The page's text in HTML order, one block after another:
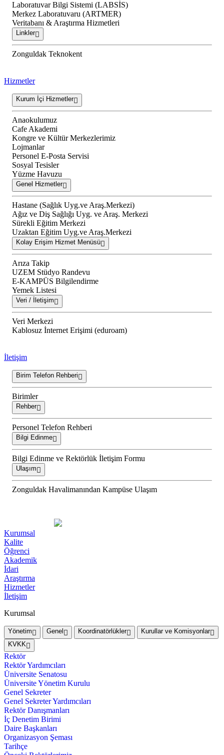
Laboratuvar Bilgi Sistemi (LABSİS)
Merkez Laboratuvaru (ARTMER)
Veritabanı & Araştırma Hizmetleri
Linkler
Zonguldak Teknokent
Hizmetler
Kurum İçi Hizmetler
Anaokulumuz
Cafe Akademi
Kongre ve Kültür Merkezlerimiz
Lojmanlar
Personel E-Posta Servisi
Sosyal Tesisler
Yüzme Havuzu
Genel Hizmetler
Hastane (Sağlık Uyg.ve Araş.Merkezi)
Ağız ve Diş Sağlığı Uyg. ve Araş. Merkezi
Sürekli Eğitim Merkezi
Uzaktan Eğitim Uyg.ve Araş.Merkezi
Kolay Erişim Hizmet Menüsü
Arıza Takip
UZEM Stüdyo Randevu
E-KAMPÜS Bilgilendirme
Yemek Listesi
Veri / İletişim
Veri Merkezi
Kablosuz İnternet Erişimi (eduroam)
İletişim
Birim Telefon Rehberi
Birimler
Rehber
Personel Telefon Rehberi
Bilgi Edinme
Bilgi Edinme ve Rektörlük İletişim Formu
Ulaşım
Zonguldak Havalimanından Kampüse Ulaşım
Kurumsal
Kalite
Öğrenci
Akademik
İdari
Araştırma
Hizmetler
İletişim
Kurumsal
Yönetim Genel Koordinatörlükler
Kurullar ve Komisyonlar
KVKK
Rektör
Rektör Yardımcıları
Üniversite Senatosu
Üniversite Yönetim Kurulu
Genel Sekreter
Genel Sekreter Yardımcıları
Rektör Danışmanları
İç Denetim Birimi
Daire Başkanları
Organizasyon Şeması
Tarihçe